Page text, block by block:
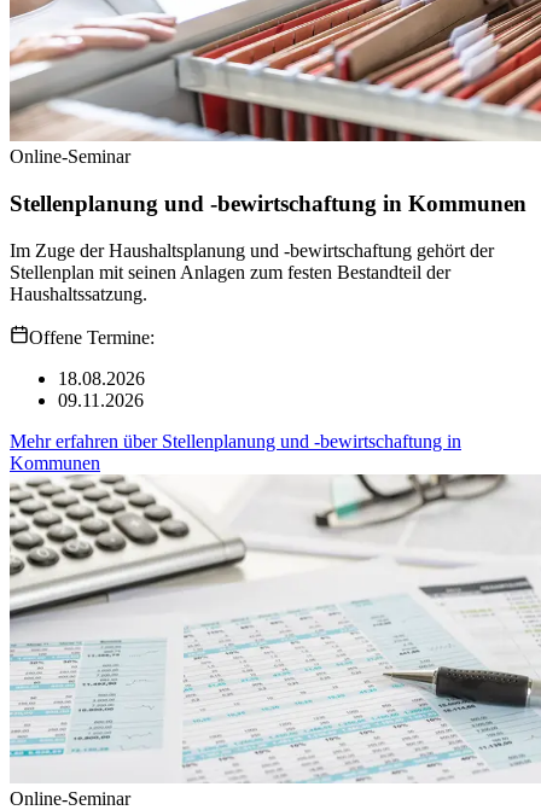
Online-Seminar
Stellenplanung und -bewirtschaftung in Kommunen
Im Zuge der Haushaltsplanung und -bewirtschaftung gehört der
Stellenplan mit seinen Anlagen zum festen Bestandteil der
Haushaltssatzung.
Offene Termine:
18.08.2026
09.11.2026
Mehr erfahren über Stellenplanung und -bewirtschaftung in
Kommunen
Online-Seminar